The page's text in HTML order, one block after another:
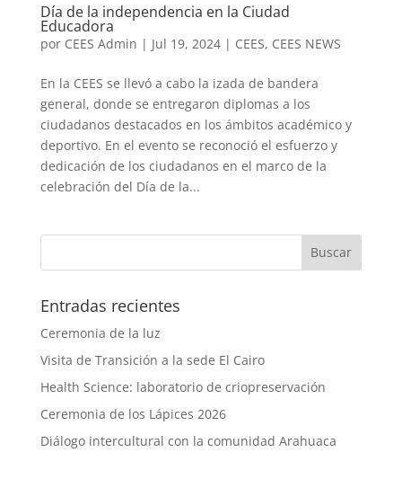
Día de la independencia en la Ciudad
Educadora
por CEES Admin | Jul 19, 2024| CEES, CEES NEWS
En la CEES se llevó a cabo la izada de bandera
general, donde se entregaron diplomas a los
ciudadanos destacados en los ámbitos académico y
deportivo. En el evento se reconoció el esfuerzo y
dedicación de los ciudadanos en el marco de la
celebración del Día de la...
Entradas recientes
Ceremonia de la luz
Visita de Transición a la sede El Cairo
Health Science: laboratorio de criopreservación
Ceremonia de los Lápices 2026
Diálogo intercultural con la comunidad Arahuaca